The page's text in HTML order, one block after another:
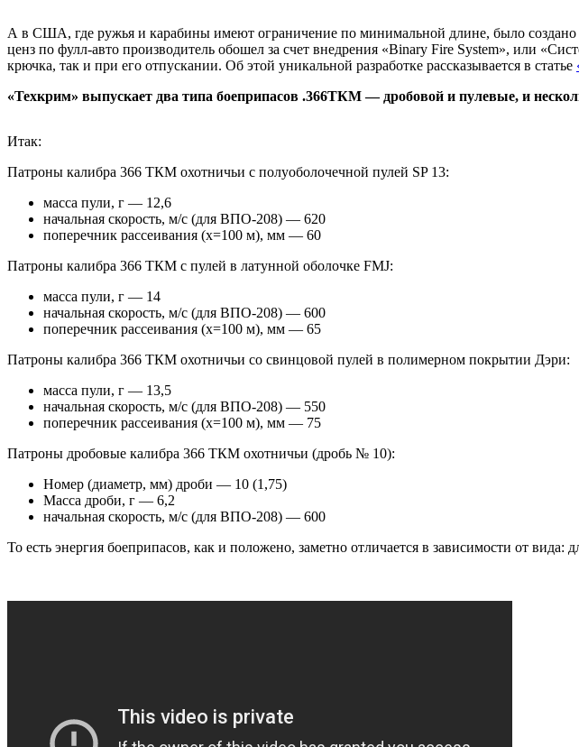
А в США, где ружья и карабины имеют ограничение по минимальной длине, было
ценз по фулл-авто производитель обошел за счет внедрения «Binary Fire System», или
крючка, так и при его отпускании. Об этой уникальной разработке рассказывается в статье
«Техкрим» выпускает два типа боеприпасов .366ТКМ — дробовой и пулевые, и
Итак:
Патроны калибра 366 ТКМ охотничьи с полуоболочечной пулей SP 13:
масса пули, г — 12,6
начальная скорость, м/с (для ВПО-208) — 620
поперечник рассеивания (х=100 м), мм — 60
Патроны калибра 366 ТКМ с пулей в латунной оболочке FMJ:
масса пули, г — 14
начальная скорость, м/с (для ВПО-208) — 600
поперечник рассеивания (х=100 м), мм — 65
Патроны калибра 366 ТКМ охотничьи со свинцовой пулей в полимерном покрытии Дэри:
масса пули, г — 13,5
начальная скорость, м/с (для ВПО-208) — 550
поперечник рассеивания (х=100 м), мм — 75
Патроны дробовые калибра 366 ТКМ охотничьи (дробь № 10):
Номер (диаметр, мм) дроби — 10 (1,75)
Масса дроби, г — 6,2
начальная скорость, м/с (для ВПО-208) — 600
То есть энергия боеприпасов, как и положено, заметно отличается в зависимости от